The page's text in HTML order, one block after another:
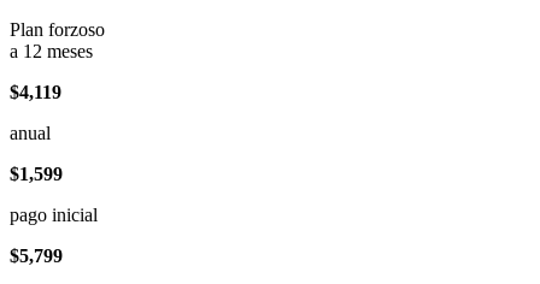
Plan forzoso
a 12 meses
$4,119
anual
$1,599
pago inicial
$5,799